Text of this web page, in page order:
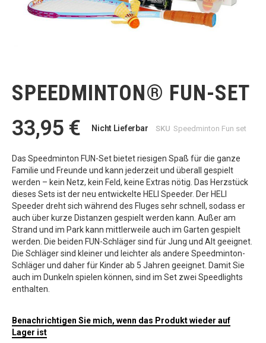
Bildgalerie
springen
SPEEDMINTON® FUN-SET
33,95 €
Nicht Lieferbar SKU Speedminton Fun set
Das Speedminton FUN-Set bietet riesigen Spaß für die ganze
Familie und Freunde und kann jederzeit und überall gespielt
werden – kein Netz, kein Feld, keine Extras nötig. Das Herzstück
dieses Sets ist der neu entwickelte HELI Speeder. Der HELI
Speeder dreht sich während des Fluges sehr schnell, sodass er
auch über kurze Distanzen gespielt werden kann. Außer am
Strand und im Park kann mittlerweile auch im Garten gespielt
werden. Die beiden FUN-Schläger sind für Jung und Alt geeignet.
Die Schläger sind kleiner und leichter als andere Speedminton-
Schläger und daher für Kinder ab 5 Jahren geeignet. Damit Sie
auch im Dunkeln spielen können, sind im Set zwei Speedlights
enthalten.
Benachrichtigen Sie mich, wenn das Produkt wieder auf
Lager ist